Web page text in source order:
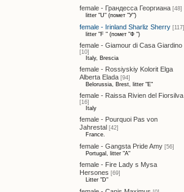
female - Грандесса Георгиана [48]
litter "U" (помет "У")
female - Irinland Sharliz Sherry [117]
litter "F " (помет "Ф ")
female - Giamour di Casa Giardino
[10]
Italy, Brescia
female - Rossiyskiy Kolorit Elga
Alberta Elada [94]
Belorussia, Brest, litter "E"
female - Raissa Rivien del Fiorsilva
[16]
Italy
female - Pourquoi Pas von
Jahrestal [42]
France.
female - Gangsta Pride Amy [56]
Portugal, litter "A"
female - Fire Lady s Mysa
Hersones [69]
Litter "D"